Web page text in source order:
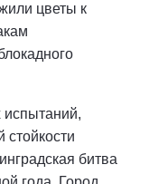
цветы к
испытаний,
битва